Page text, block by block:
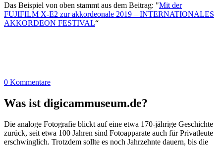
Das Beispiel von oben stammt aus dem Beitrag: "Mit der
FUJIFILM X-E2 zur akkordeonale 2019 – INTERNATIONALES
AKKORDEON FESTIVAL“
0 Kommentare
Was ist digicammuseum.de?
Die analoge Fotografie blickt auf eine etwa 170-jährige Geschichte
zurück, seit etwa 100 Jahren sind Fotoapparate auch für Privatleute
erschwinglich. Trotzdem sollte es noch Jahrzehnte dauern, bis die